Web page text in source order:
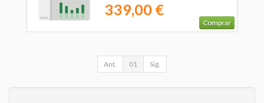
339,00 €
Comprar
Ant. 01 Sig.